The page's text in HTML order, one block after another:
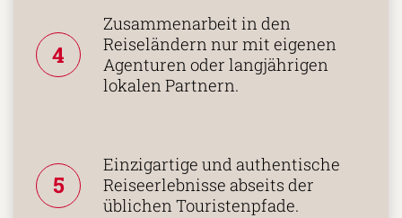
4
Zusammenarbeit in den
Reiseländern nur mit eigenen
Agenturen oder langjährigen
lokalen Partnern.
5
Einzigartige und authentische
Reiseerlebnisse abseits der
üblichen Touristenpfade.